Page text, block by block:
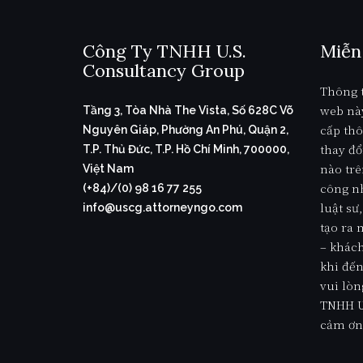
Hoa
Kỳ
2
của
2)”
Hoa
Kỳ
Các
Lựa
chọn
khuyến
nghị
Công Ty TNHH U.S.
Consultancy Group
Tầng 3, Tòa Nhà The Vista, Số 628C Võ
Nguyên Giáp, Phường An Phú, Quận 2,
T.P. Thủ Đức, T.P. Hồ Chí Minh, 700000,
Việt Nam
(+84)/(0) 98 16 77 255
info@uscg.attorneyngo.com
Thông
web
cấp
thay
nào
công
luật
tạo ra
–
khi
vui
TNHH
cảm